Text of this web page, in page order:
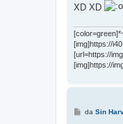
XD XD
[img]https://
[url=https://
[img]https://
Mda Sin